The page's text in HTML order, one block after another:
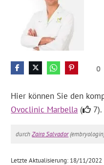
0
Hier können Sie den
Ovoclinic Marbella ( 7).
durchZaira Salvador
Letzte Aktualisierung: 18/11/2022